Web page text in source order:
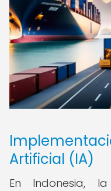
Artificial (IA)
En Indonesia,